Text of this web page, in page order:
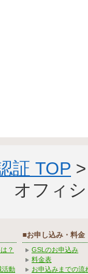
証 TOP
オフィ
？
活動
■お申し込み・料金
GSLのお申込み
料金表
お申込みまでの流